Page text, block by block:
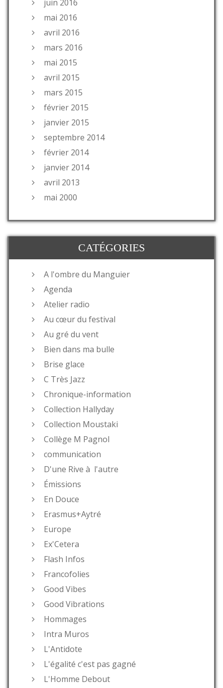
juin 2016
mai 2016
avril 2016
mars 2016
mai 2015
avril 2015
mars 2015
février 2015
janvier 2015
septembre 2014
février 2014
janvier 2014
avril 2013
mai 2000
CATÉGORIES
A l'ombre du Manguier
Agenda
Atelier radio
Au cœur du festival
Au gré du vent
Bien dans ma bulle
Brise glace
C Très Jazz
Chronique-information
Collection Hallyday
Collection Moustaki
Collège M Pagnol
communication
D'une Rive à l'autre
Émissions
En Douce
Erasmus+Aytré
Europe
Ex'Cetera
Flash Infos
Francofolies
Good Vibes
Good Vibrations
Hommages
Intra Muros
L'Antidote
L'égalité c'est pas gagné
L'Homme Debout